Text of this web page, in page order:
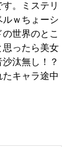
。ミステリ
ｗちょーシ
世界のとこ
思ったら美女
汰無し！？
キャラ途中